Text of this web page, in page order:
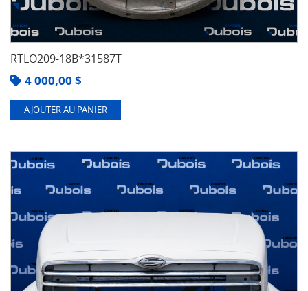
RTLO209-18B*31587T
4 000,00 $
AJOUTER AU PANIER